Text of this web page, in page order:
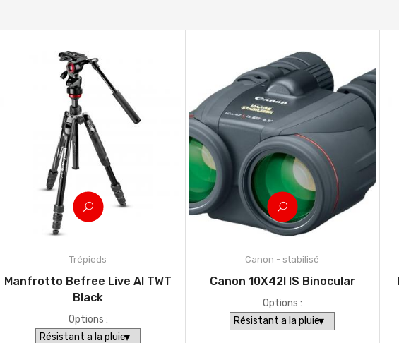
Trépieds
Manfrotto Befree Live Al TWT
Black
Options :
Canon - stabilisé
Canon 10X42l IS Binocular
Options :